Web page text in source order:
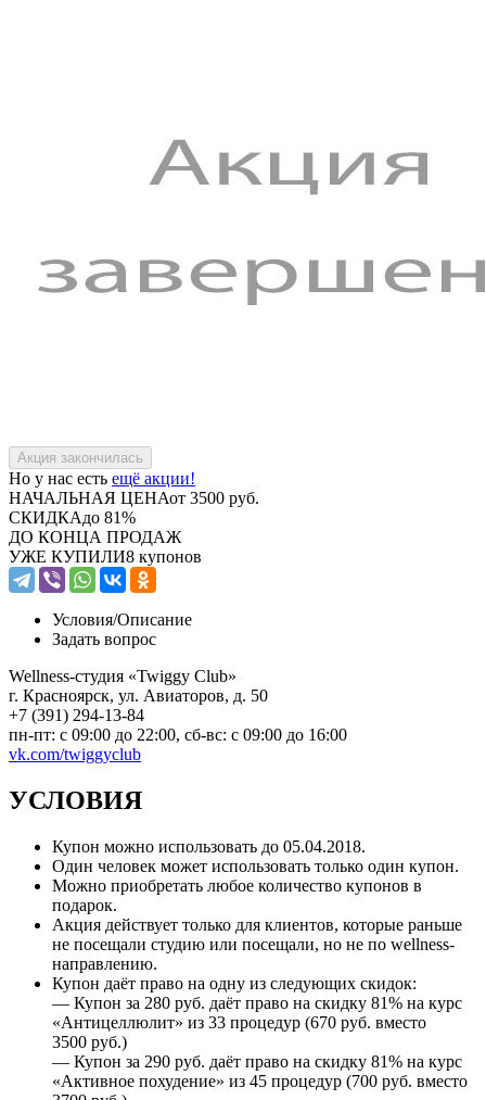
Но у нас есть ещё акции!
НАЧАЛЬНАЯ ЦЕНАот 3500 руб.
СКИДКАдо 81%
ДО КОНЦА ПРОДАЖ
УЖЕ КУПИЛИ8 купонов
Условия/Описание
Задать вопрос
Wellness-студия «Twiggy Club»
г. Красноярск, ул. Авиаторов, д. 50
+7 (391) 294-13-84
пн-пт: c 09:00 до 22:00, сб-вс: с 09:00 до 16:00
vk.com/twiggyclub
УСЛОВИЯ
Купон можно использовать до 05.04.2018.
Один человек может использовать только один купон.
Можно приобретать любое количество купонов в
подарок.
Акция действует только для клиентов, которые раньше
не посещали студию или посещали, но не по wellness-
направлению.
Купон даёт право на одну из следующих скидок:
— Купон за 280 руб. даёт право на скидку 81% на курс
«Антицеллюлит» из 33 процедур (670 руб. вместо
3500 руб.)
— Купон за 290 руб. даёт право на скидку 81% на курс
«Активное похудение» из 45 процедур (700 руб. вместо